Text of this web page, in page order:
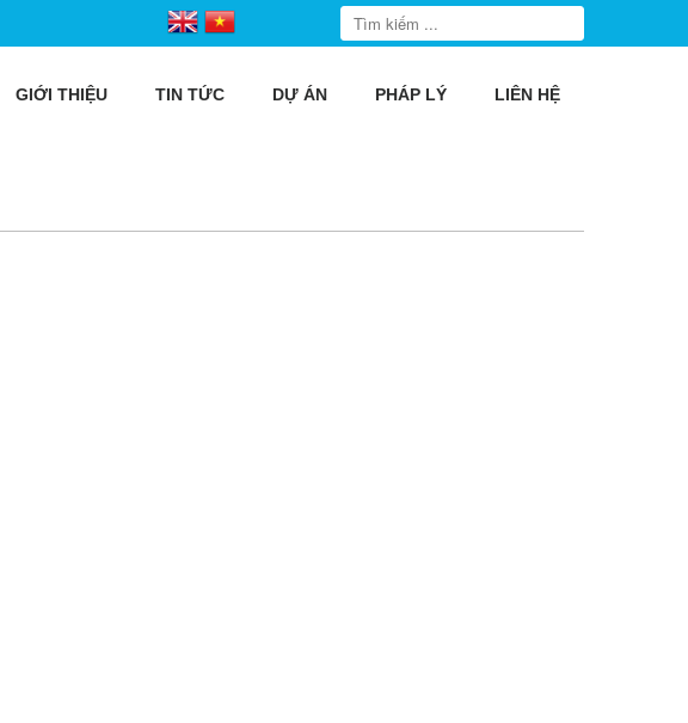
GIỚI THIỆU TIN TỨC DỰ ÁN PHÁP LÝ LIÊN HỆ